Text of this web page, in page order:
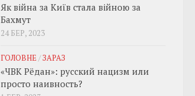
Як війна за Київ стала війною за
Бахмут
24 БЕР, 2023
ГОЛОВНЕ/ЗАРАЗ
«ЧВК Рёдан»: русский нацизм или
просто наивность?